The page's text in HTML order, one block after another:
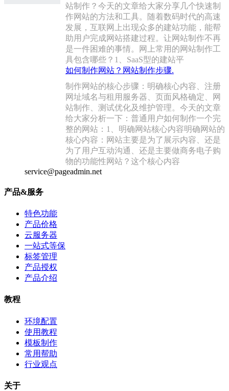
站制作？今天的文章给大家分享几个快速制
作网站的方法和工具。随着数码时代的高速
发展，互联网上出现众多的建站功能，能帮
助用户完成网站搭建过程。让网站制作不再
是一件困难的事情。网上常用的网站制作工
具包含哪些？1、SaaS型的建站平
如何制作网站？网站制作步骤.
‌制作网站的核心步骤：明确核心内容、注册
网址域名与租用服务器、页面风格确定、网
站制作、测试优化及维护管理。‌今天的文章
给大家分析一下：普通用户如何制作一个完
整的网站：1、明确网站核心内容明确网站的
核心内容：网站主要是为了展示内容、还是
为了用户互动沟通、还是主要做商务电子购
物的功能性网站？这个核心内容
service@pageadmin.net
产品&服务
特色功能
产品价格
云服务器
一站式等保
标签管理
产品授权
产品介绍
教程
环境配置
使用教程
模板制作
常用帮助
行业观点
关于